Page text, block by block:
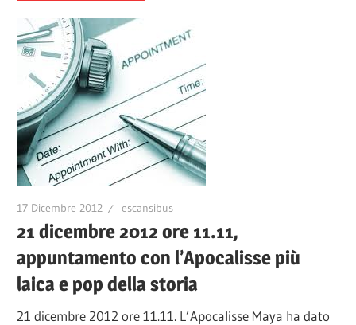
17 Dicembre 2012 escansibus
21 dicembre 2012 ore 11.11,
appuntamento con l’Apocalisse più
laica e pop della storia
21 dicembre 2012 ore 11.11. L’Apocalisse Maya ha dato